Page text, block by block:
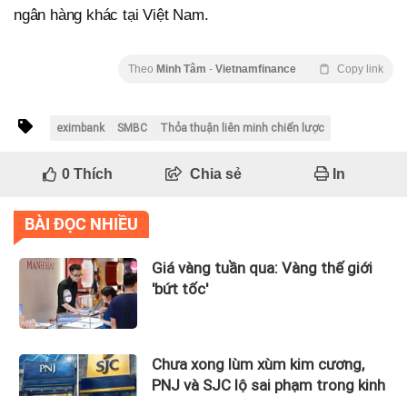
ngân hàng khác tại Việt Nam.
Theo Minh Tâm - Vietnamfinance Copy link
eximbank SMBC Thỏa thuận liên minh chiến lược
0Thích Chia sẻ In
BÀI ĐỌC NHIỀU
Giá vàng tuần qua: Vàng thế giới
'bứt tốc'
Chưa xong lùm xùm kim cương,
PNJ và SJC lộ sai phạm trong kinh